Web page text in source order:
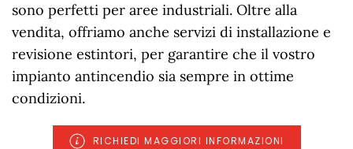
sono perfetti per aree industriali. Oltre alla
vendita, offriamo anche servizi di installazione e
revisione estintori, per garantire che il vostro
impianto antincendio sia sempre in ottime
condizioni.
RICHIEDI MAGGIORI INFORMAZIONI